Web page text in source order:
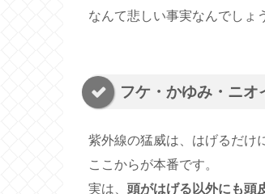
なんて悲しい事実なんでしょ
フケ・かゆみ・ニオ
紫外線の猛威は、はげるだけ
ここからが本番です。
実は、 頭がはげる以外にも頭